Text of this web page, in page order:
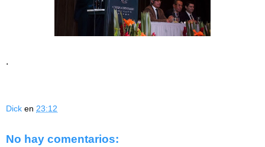
.
Dick en 23:12
No hay comentarios: